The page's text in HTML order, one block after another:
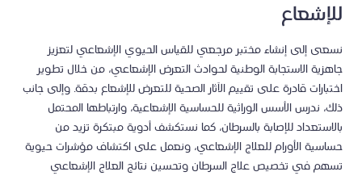
للإشعاع
نسعى إلى إنشاء مختبر مرجعي للقياس الحيوي الإشعاعي لتعزيز
جاهزية الاستجابة الوطنية لحوادث التعرض الإشعاعي، من خلال تطوير
اختبارات قادرة على تقييم الآثار الصحية للتعرض للإشعاع بدقة. وإلى جانب
ذلك، ندرس الأسس الوراثية للحساسية الإشعاعية، وارتباطها المحتمل
بالاستعداد للإصابة بالسرطان، كما نستكشف أدوية مبتكرة تزيد من
حساسية الأورام للعلاج الإشعاعي، ونعمل على اكتشاف مؤشرات حيوية
تسهم في تخصيص علاج السرطان وتحسين نتائج العلاج الإشعاعي